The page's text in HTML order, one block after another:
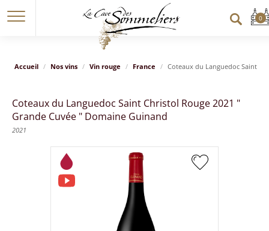
Accueil Nos vins Vin rouge France Coteaux du Languedoc Saint
Coteaux du Languedoc Saint Christol Rouge 2021 "
Grande Cuvée " Domaine Guinand
2021